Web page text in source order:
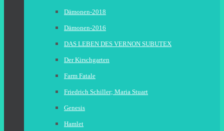
Dämonen-2018
Dämonen-2016
DAS LEBEN DES VERNON SUBUTEX
Der Kirschgarten
Farm Fatale
Friedrich Schiller; Maria Stuart
Genesis
Hamlet